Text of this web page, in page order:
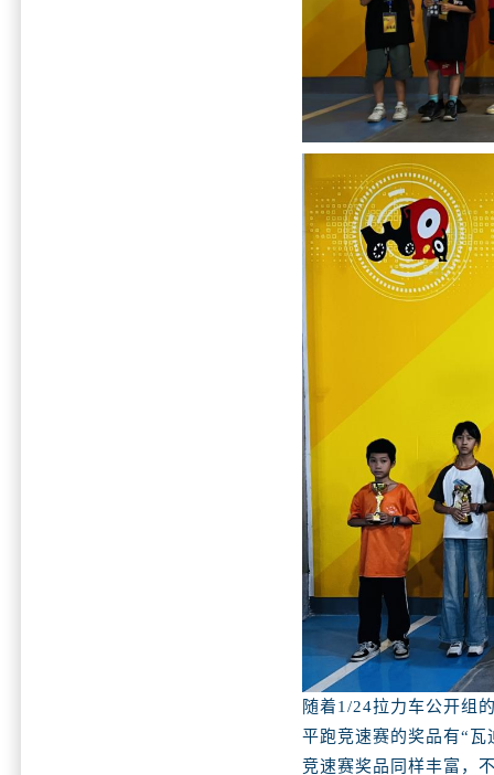
随着1/24拉力车公开组
平跑竞速赛的奖品有“
竞速赛奖品同样丰富，